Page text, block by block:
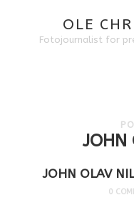
OLE
Fotojournalist for
JOHN
JOHN OLAV
0